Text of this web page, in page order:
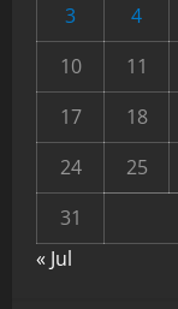
3
4
10
11
17
18
24
25
31
« Jul